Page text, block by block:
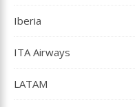
Iberia
ITA Airways
LATAM